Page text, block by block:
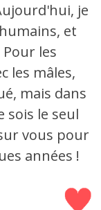
je
et
les
les mâles,
mais dans
sois le seul
vous pour
années !